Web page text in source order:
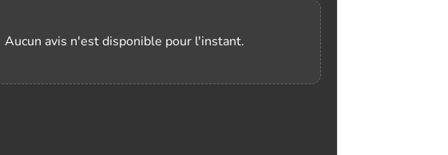
Aucun avis n'est disponible pour l'instant.